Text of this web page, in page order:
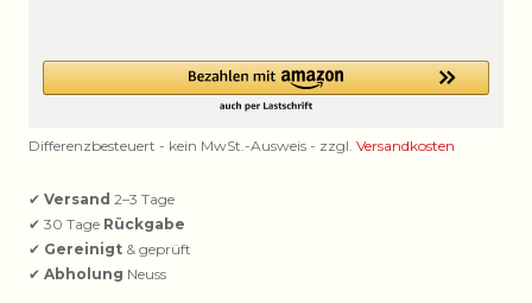
Differenzbesteuert - kein MwSt.-Ausweis - zzgl. Versandkosten
✔ Versand 2–3 Tage
✔ 30 Tage Rückgabe
✔ Gereinigt & geprüft
✔ Abholung Neuss